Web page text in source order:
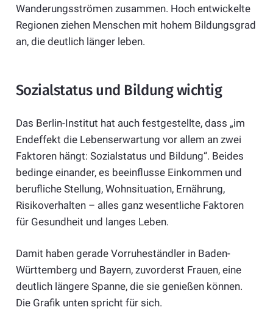
Wanderungsströmen zusammen. Hoch entwickelte
Regionen ziehen Menschen mit hohem Bildungsgrad
an, die deutlich länger leben.
Sozialstatus und Bildung wichtig
Das Berlin-Institut hat auch festgestellte, dass „im
Endeffekt die Lebenserwartung vor allem an zwei
Faktoren hängt: Sozialstatus und Bildung“. Beides
bedinge einander, es beeinflusse Einkommen und
berufliche Stellung, Wohnsituation, Ernährung,
Risikoverhalten – alles ganz wesentliche Faktoren
für Gesundheit und langes Leben.
Damit haben gerade Vorruheständler in Baden-
Württemberg und Bayern, zuvorderst Frauen, eine
deutlich längere Spanne, die sie genießen können.
Die Grafik unten spricht für sich.